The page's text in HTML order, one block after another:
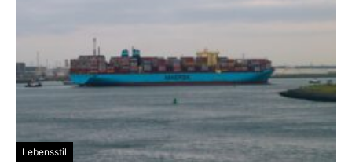
Lebensstil